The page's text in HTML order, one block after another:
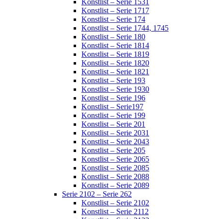
Konstlist – Serie 1531
Konstlist – Serie 1717
Konstlist – Serie 174
Konstlist – Serie 1744, 1745
Konstlist – Serie 180
Konstlist – Serie 1814
Konstlist – Serie 1819
Konstlist – Serie 1820
Konstlist – Serie 1821
Konstlist – Serie 193
Konstlist – Serie 1930
Konstlist – Serie 196
Konstlist – Serie197
Konstlist – Serie 199
Konstlist – Serie 201
Konstlist – Serie 2031
Konstlist – Serie 2043
Konstlist – Serie 205
Konstlist – Serie 2065
Konstlist – Serie 2085
Konstlist – Serie 2088
Konstlist – Serie 2089
Serie 2102 – Serie 262
Konstlist – Serie 2102
Konstlist – Serie 2112